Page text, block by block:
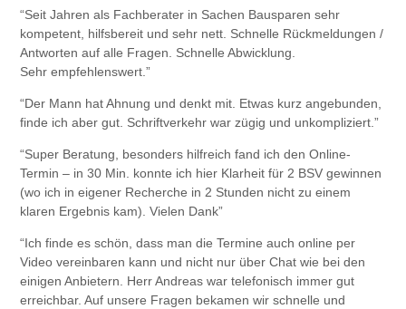
“Seit Jahren als Fachberater in Sachen Bausparen sehr
kompetent, hilfsbereit und sehr nett. Schnelle Rückmeldungen /
Antworten auf alle Fragen. Schnelle Abwicklung.
Sehr empfehlenswert.”
“Der Mann hat Ahnung und denkt mit. Etwas kurz angebunden,
finde ich aber gut. Schriftverkehr war zügig und unkompliziert.”
“Super Beratung, besonders hilfreich fand ich den Online-
Termin – in 30 Min. konnte ich hier Klarheit für 2 BSV gewinnen
(wo ich in eigener Recherche in 2 Stunden nicht zu einem
klaren Ergebnis kam). Vielen Dank”
“Ich finde es schön, dass man die Termine auch online per
Video vereinbaren kann und nicht nur über Chat wie bei den
einigen Anbietern. Herr Andreas war telefonisch immer gut
erreichbar. Auf unsere Fragen bekamen wir schnelle und